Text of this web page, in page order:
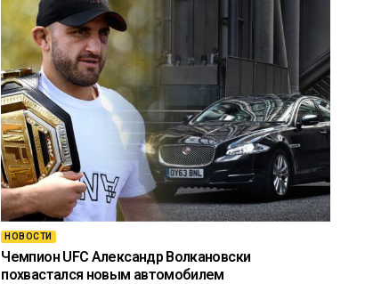
НОВОСТИ
Чемпион UFC Александр Волкановски
похвастался новым автомобилем